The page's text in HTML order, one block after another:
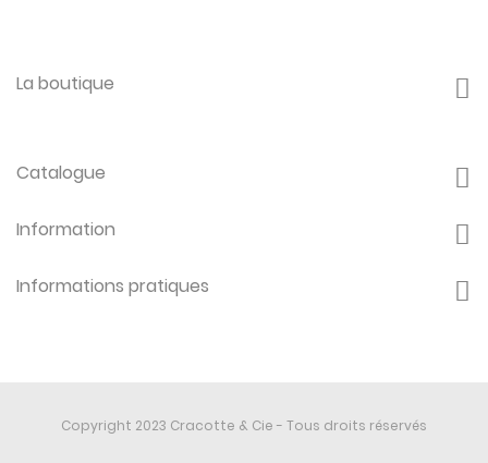
La boutique
Catalogue
Information
Informations pratiques
Copyright 2023 Cracotte & Cie - Tous droits réservés